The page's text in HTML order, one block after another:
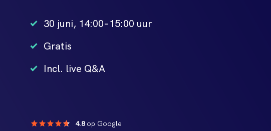
30 juni, 14:00–15:00 uur
Gratis
Incl. live Q&A
4.8 op Google